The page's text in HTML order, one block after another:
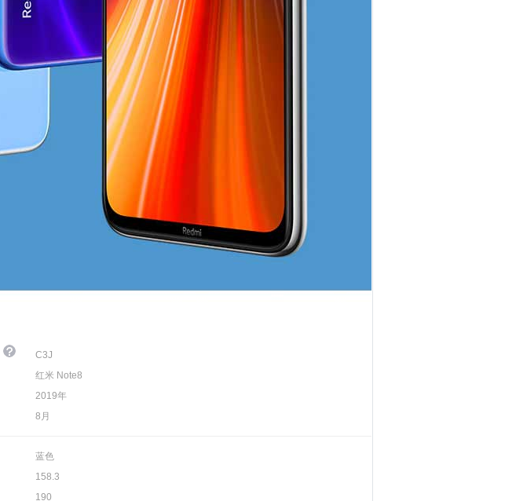
C3J
红米 Note8
2019年
8月
蓝色
158.3
190